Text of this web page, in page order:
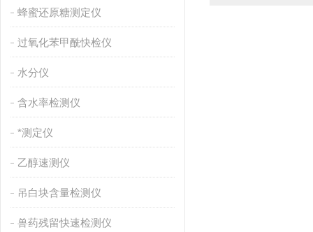
蜂蜜还原糖测定仪
过氧化苯甲酰快检仪
水分仪
含水率检测仪
*测定仪
乙醇速测仪
吊白块含量检测仪
兽药残留快速检测仪